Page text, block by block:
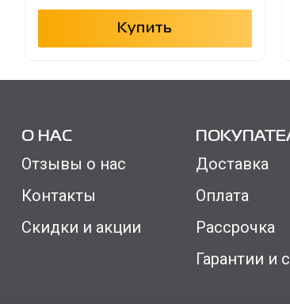
Купить
О НАС
Отзывы о нас
Контакты
Скидки и акции
Доставка
Оплата
Рассрочка
Гарантии и